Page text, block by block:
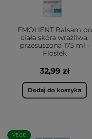
EMOLIENT Balsam do
ciała skóra wrażliwa,
przesuszona 175 ml -
Floslek
32,99 zł
Dodaj do koszyka
VEGE